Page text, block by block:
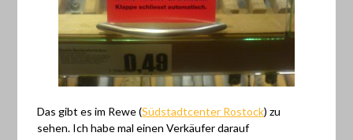
Das gibt es im Rewe (Südstadtcenter Rostock) zu
sehen. Ich habe mal einen Verkäufer darauf